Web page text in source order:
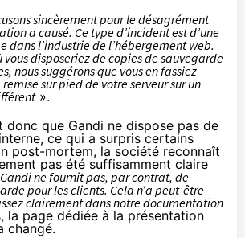
sincèrement pour le désagrément
a causé. Ce type d’incident est d’une
dans l’industrie de l’hébergement web.
vous disposeriez de copies de sauvegarde
nous suggérons que vous en fassiez
sur pied de votre serveur sur un
».
donc que Gandi ne dispose pas de
ce qui a surpris certains
post-mortem, la société reconnaît
pas été suffisamment claire
Gandi ne fournit pas, par contrat, de
pour les clients. Cela n’a peut-être
clairement dans notre documentation
la page dédiée à la présentation
changé.